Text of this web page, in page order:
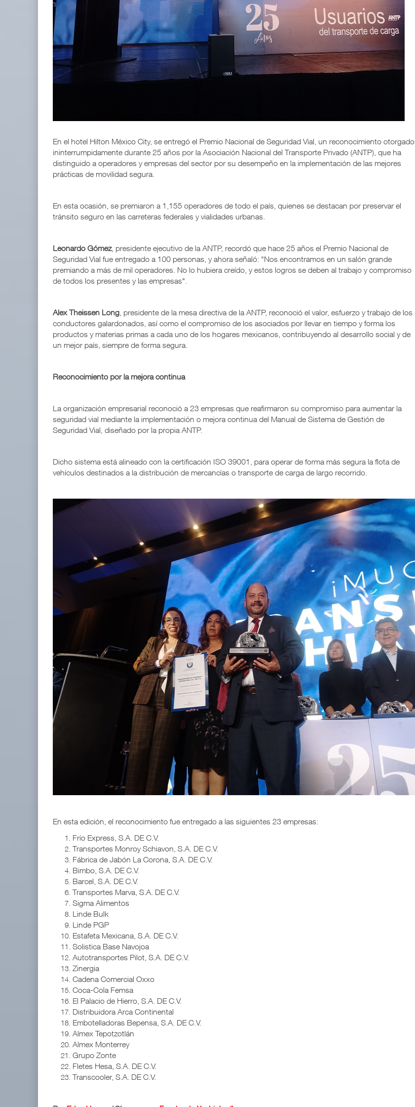
En el hotel Hilton México City, se entregó el Premio Nacional de Seguridad Vial, un reconocimiento otorgado
ininterrumpidamente durante 25 años por la Asociación Nacional del Transporte Privado (ANTP), que ha
distinguido a operadores y empresas del sector por su desempeño en la implementación de las mejores
prácticas de movilidad segura.
En esta ocasión, se premiaron a 1,155 operadores de todo el país, quienes se destacan por preservar el
tránsito seguro en las carreteras federales y vialidades urbanas.
Leonardo Gómez, presidente ejecutivo de la ANTP, recordó que hace 25 años el Premio Nacional de
Seguridad Vial fue entregado a 100 personas, y ahora señaló: "Nos encontramos en un salón grande
premiando a más de mil operadores. No lo hubiera creído, y estos logros se deben al trabajo y compromiso
de todos los presentes y las empresas".
Alex Theissen Long , presidente de la mesa directiva de la ANTP, reconoció el valor, esfuerzo y trabajo de los
conductores galardonados, así como el compromiso de los asociados por llevar en tiempo y forma los
productos y materias primas a cada uno de los hogares mexicanos, contribuyendo al desarrollo social y de
un mejor país, siempre de forma segura.
Reconocimiento por la mejora continua
La organización empresarial reconoció a 23 empresas que reafirmaron su compromiso para aumentar la
seguridad vial mediante la implementación o mejora continua del Manual de Sistema de Gestión de
Seguridad Vial, diseñado por la propia ANTP.
Dicho sistema está alineado con la certificación ISO 39001, para operar de forma más segura la flota de
vehículos destinados a la distribución de mercancías o transporte de carga de largo recorrido.
En esta edición, el reconocimiento fue entregado a las siguientes 23 empresas:
Frío Express, S.A. DE C.V.
Transportes Monroy Schiavon, S.A. DE C.V.
Fábrica de Jabón La Corona, S.A. DE C.V.
Bimbo, S.A. DE C.V.
Barcel, S.A. DE C.V.
Transportes Marva, S.A. DE C.V.
Sigma Alimentos
Linde Bulk
Linde PGP
Estafeta Mexicana, S.A. DE C.V.
Solistica Base Navojoa
Autotransportes Pilot, S.A. DE C.V.
Zinergia
Cadena Comercial Oxxo
Coca-Cola Femsa
El Palacio de Hierro, S.A. DE C.V.
Distribuidora Arca Continental
Embotelladoras Bepensa, S.A. DE C.V.
Almex Tepotzotlán
Almex Monterrey
Grupo Zonte
Fletes Hesa, S.A. DE C.V.
Transcooler, S.A. DE C.V.
APM Terminals incrementa equipamiento para movi
05 AGO 2026
EE.UU. plantea nuevas restricciones para tripul
APM Terminals incrementa equipamiento para movi
05 AGO 2026
EE.UU. plantea nuevas restricciones para tripul
05 AGO 2026